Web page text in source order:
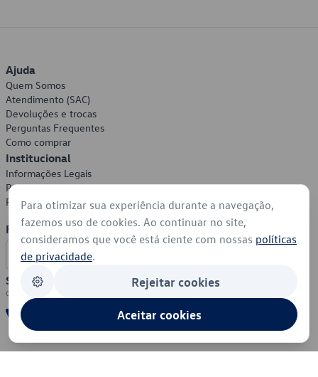
Ajuda
Quem Somos
Atendimento (SAC)
Devoluções e trocas
Perguntas Frequentes
Como comprar
Institucional
Informações Legais
Política de Privacidade
Política de Cookies
Formas de Pagamento
Segurança
Para otimizar sua experiência durante a navegação,
fazemos uso de cookies. Ao continuar no site,
consideramos que você está ciente com nossas políticas
de privacidade.
Rejeitar cookies
Aceitar cookies